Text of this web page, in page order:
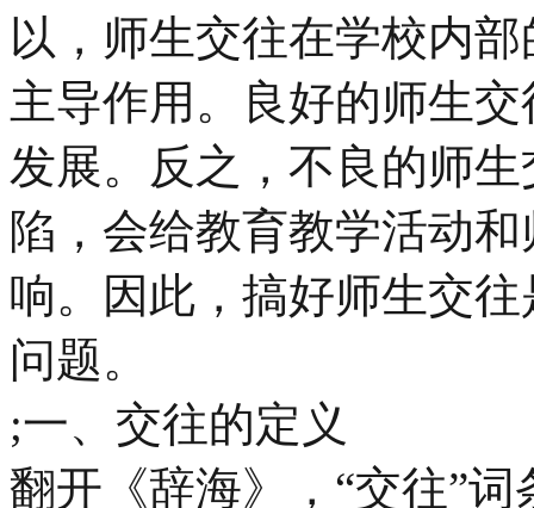
以，师生交往在学校内
主导作用。良好的师生
发展。反之，不良的师
陷，会给教育教学活动
响。因此，搞好师生交
问题。
;一、交往的定义
翻开《辞海》，“交往”